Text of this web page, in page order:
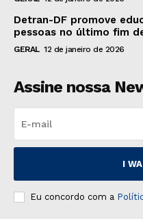
Detran-DF promove
pessoas no último fim
GERAL 12 de janeiro de 2026
Assine nossa
I
Eu concordo com a